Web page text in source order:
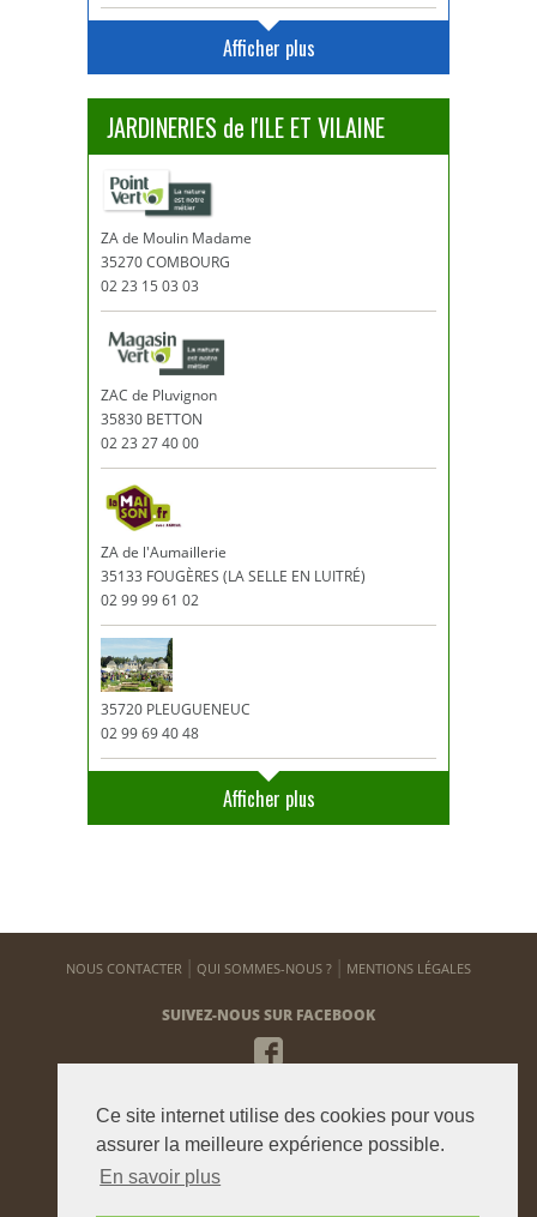
Ce site internet utilise des cookies pour vous
assurer la meilleure expérience possible.
En savoir plus
Afficher plus
JARDINERIES de l'ILE ET VILAINE
ZA de Moulin Madame
35270 COMBOURG
02 23 15 03 03
ZAC de Pluvignon
35830 BETTON
02 23 27 40 00
ZA de l'Aumaillerie
35133 FOUGÈRES (LA SELLE EN LUITRÉ)
02 99 99 61 02
35720 PLEUGUENEUC
02 99 69 40 48
Afficher plus
NOUS CONTACTER QUI SOMMES-NOUS ? MENTIONS LÉGALES
SUIVEZ-NOUS SUR FACEBOOK
NEWSLETTER
Pour vous tenir informé de notre actualité